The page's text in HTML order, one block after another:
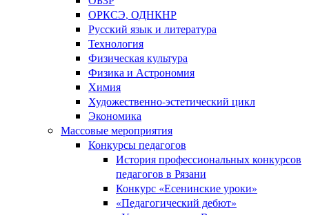
ОРКСЭ, ОДНКНР
Русский язык и литература
Технология
Физическая культура
Физика и Астрономия
Химия
Художественно-эстетический цикл
Экономика
Массовые мероприятия
Конкурсы педагогов
История профессиональных конкурсов
педагогов в Рязани
Конкурс «Есенинские уроки»
«Педагогический дебют»